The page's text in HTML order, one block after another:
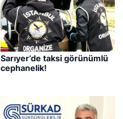
Sarıyer’de taksi görünümlü
cephanelik!